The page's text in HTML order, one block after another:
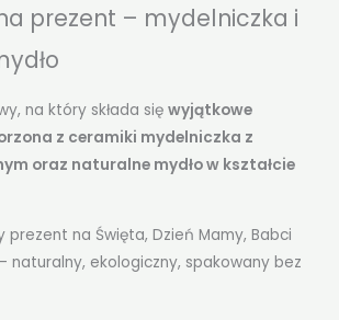
prezent – mydelniczka i
na który składa się wyjątkowe
z ceramiki mydelniczka z
oraz naturalne mydło w kształcie
na Święta, Dzień Mamy, Babci
naturalny, ekologiczny, spakowany bez